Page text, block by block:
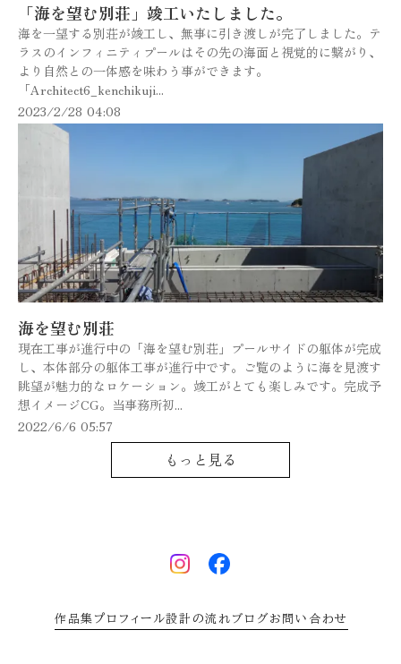
「海を望む別荘」竣工いたしました。
海を一望する別荘が竣工し、無事に引き渡しが完了しました。テ
ラスのインフィニティプールはその先の海面と視覚的に繋がり、
より自然との一体感を味わう事ができます。
「Architect6_kenchikuji...
2023/2/28 04:08
海を望む別荘
現在工事が進行中の「海を望む別荘」プールサイドの躯体が完成
し、本体部分の躯体工事が進行中です。ご覧のように海を見渡す
眺望が魅力的なロケーション。竣工がとても楽しみです。完成予
想イメージCG。当事務所初...
2022/6/6 05:57
もっと見る
作品集 プロフィール設計の流れ ブログお問い合わせ